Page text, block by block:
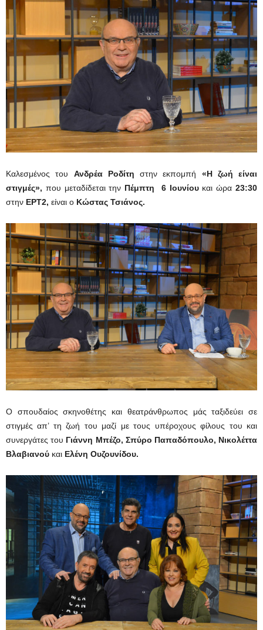
Καλεσμένος του Ανδρέα Ροδίτη στην εκπομπή «Η ζωή είναι
στιγμές», που μεταδίδεται την Πέμπτη 6 Ιουνίουκαι ώρα23:30
στην ΕΡΤ2, είναι ο Κώστας Τσιάνος.
Ο σπουδαίος σκηνοθέτης και θεατράνθρωπος μάς ταξιδεύει σε
στιγμές απ’ τη ζωή του μαζί με τους υπέροχους φίλους του και
συνεργάτες του Γιάννη Μπέζο, Σπύρο Παπαδόπουλο, Νικολέττα
Βλαβιανού και Ελένη Ουζουνίδου.